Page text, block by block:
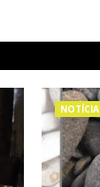
NOTÍCIA